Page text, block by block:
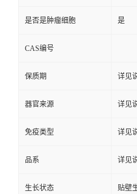
是否是肿瘤细胞 是
CAS编号
保质期 详见
器官来源 详见
免疫类型 详见
品系 详见
生长状态 贴壁